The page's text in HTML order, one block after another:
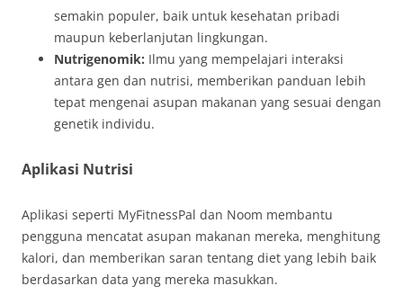
semakin populer, baik untuk kesehatan pribadi
maupun keberlanjutan lingkungan.
Nutrigenomik: Ilmu yang mempelajari interaksi
antara gen dan nutrisi, memberikan panduan lebih
tepat mengenai asupan makanan yang sesuai dengan
genetik individu.
Aplikasi Nutrisi
Aplikasi seperti MyFitnessPal dan Noom membantu
pengguna mencatat asupan makanan mereka, menghitung
kalori, dan memberikan saran tentang diet yang lebih baik
berdasarkan data yang mereka masukkan.